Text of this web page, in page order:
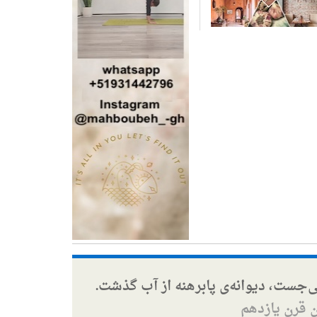
دیوانه‌ی پابرهنه از آب گذشت.
قرن یازدهم